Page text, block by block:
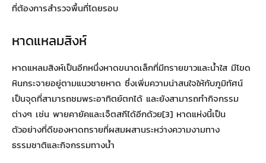
ที่ต้องการสำรวจพื้นที่โดยรอบ
หาดแหลมสิงห์
หาดแหลมสิงห์เป็นอีกหนึ่งหาดขนาดเล็กที่มีทรายขาวและน้ำใส มีโขด
หินกระจายอยู่ตามแนวชายหาด ซึ่งเพิ่มความน่าสนใจให้กับภูมิทัศน์
เป็นจุดที่สามารถชมพระอาทิตย์ตกได้ และยังสามารถทำกิจกรรม
ต่างๆ เช่น พายคายัคและเจ็ตสกีได้อีกด้วย[3] หาดแห่งนี้เป็น
ตัวอย่างที่ดีของหาดทรายที่ผสมผสานระหว่างความงามทาง
ธรรมชาติและกิจกรรมทางน้ำ